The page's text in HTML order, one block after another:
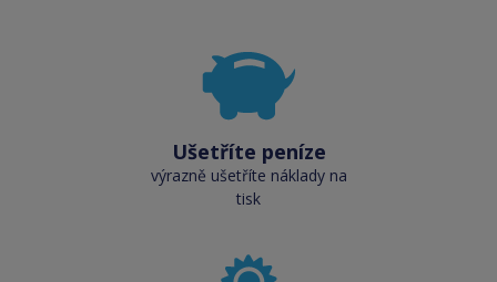
Ušetříte peníze
výrazně ušetříte náklady na
tisk